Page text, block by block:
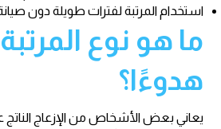
استخدام المرتبة لفترات طويلة دون
ما هو نوع المرتبة
هدوءًا؟
يعاني بعض الأشخاص من الإزعاج الناتج